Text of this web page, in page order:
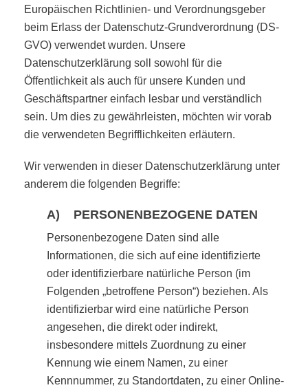
Europäischen Richtlinien- und Verordnungsgeber
beim Erlass der Datenschutz-Grundverordnung (DS-
GVO) verwendet wurden. Unsere
Datenschutzerklärung soll sowohl für die
Öffentlichkeit als auch für unsere Kunden und
Geschäftspartner einfach lesbar und verständlich
sein. Um dies zu gewährleisten, möchten wir vorab
die verwendeten Begrifflichkeiten erläutern.
Wir verwenden in dieser Datenschutzerklärung unter
anderem die folgenden Begriffe:
A) PERSONENBEZOGENE DATEN
Personenbezogene Daten sind alle
Informationen, die sich auf eine identifizierte
oder identifizierbare natürliche Person (im
Folgenden „betroffene Person“) beziehen. Als
identifizierbar wird eine natürliche Person
angesehen, die direkt oder indirekt,
insbesondere mittels Zuordnung zu einer
Kennung wie einem Namen, zu einer
Kennnummer, zu Standortdaten, zu einer Online-